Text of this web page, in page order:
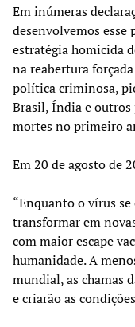
Em inúmeras
desenvolvemos esse
estratégia homicida
na reabertura
política criminosa,
Brasil, Índia e outros
mortes no primeiro
Em 20 de agosto de
“Enquanto o vírus
transformar em
com maior escape
humanidade. A
mundial, as chamas
e criarão as